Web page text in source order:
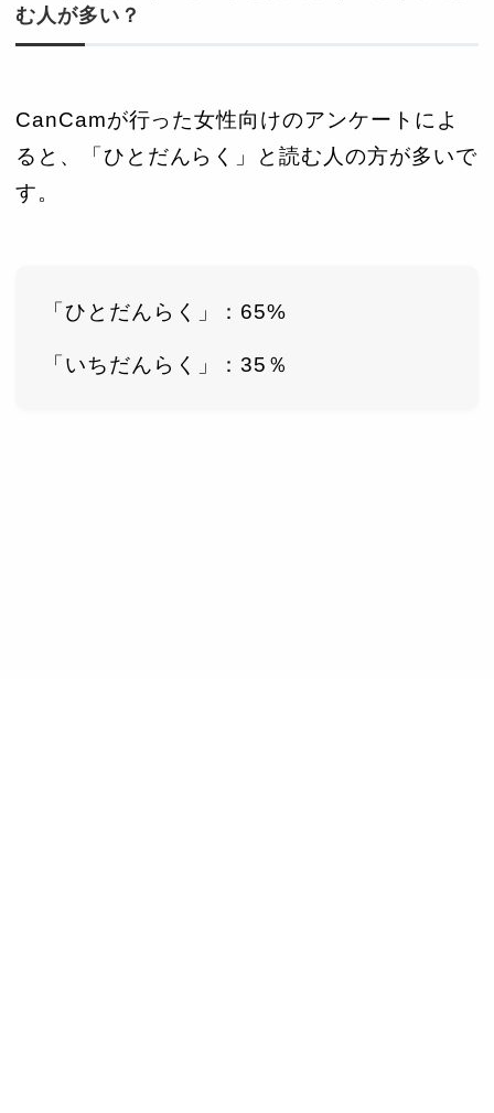
む人が多い？
CanCamが行った女性向けのアンケートによ
ると、「ひとだんらく」と読む人の方が多いで
す。
「ひとだんらく」：65%
「いちだんらく」：35％